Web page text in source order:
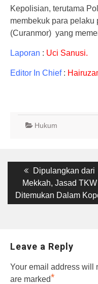
Kepolisian, terutama
membekuk para pelaku
(Curanmor) yang
Laporan : Uci Sanusi.
Editor In Chief:
Hukum
Post
navigation
Previous
post:
Dipulangkan dari
Mekkah, Jasad TKW
Ditemukan Dalam
Leave a Reply
Your email address will
are marked*